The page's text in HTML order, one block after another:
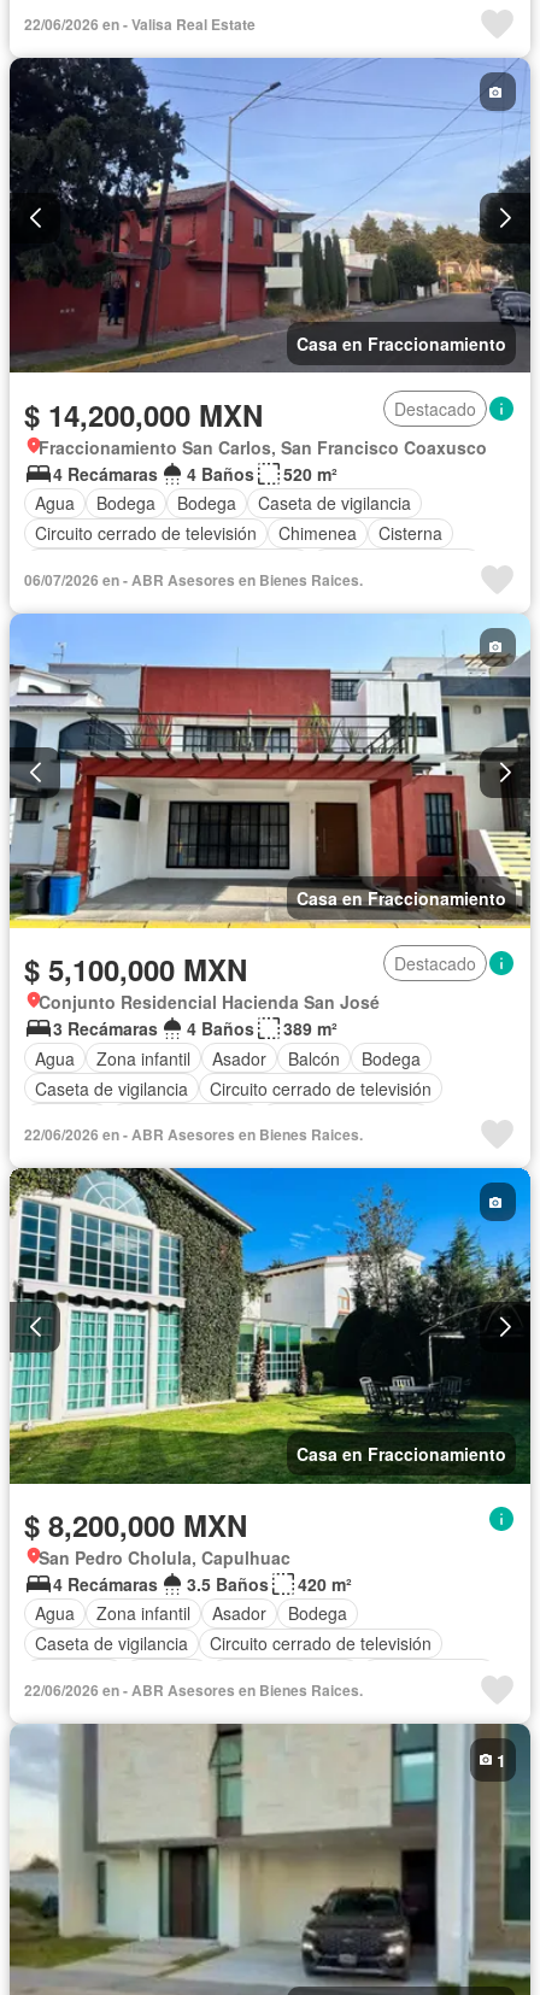
Cocina equipada
Cocina integral
Cuarto de servicio
Estacionamiento
Gas natural
Gimnasio Internet Jardín
Recámara con closet
Azotea
Seguridad
Televisión por cable
Wifi
Zonas verdes
Sin amueblar
22/06/2026 en - Valisa Real Estate
Casa en Fraccionamiento
$ 14,200,000 MXN
Destacado
Fraccionamiento San Carlos, San Francisco Coaxusco
4 Recámaras
4 Baños
520 m²
Agua
Bodega Bodega
Caseta de vigilancia
Circuito cerrado de televisión
Chimenea
Cisterna
Cuarto de servicio
Electricidad
Estacionamiento
Sala polivalente
Seguridad
Televisión por cable
Terraza
Wifi Zonas verdes Sin amueblar
06/07/2026 en - ABR Asesores en Bienes Raices.
Casa en Fraccionamiento
$ 5,100,000 MXN
Destacado
Conjunto Residencial Hacienda San José
3 Recámaras
4 Baños
389 m²
Agua
Zona infantil Asador Balcón
Bodega
Caseta de vigilancia
Circuito cerrado de televisión
Cuarto de servicio
Electricidad
Estacionamiento
Internet
Recámara con closet
Seguridad
Televisión por cable
Terraza
Zonas verdes
Sin amueblar
22/06/2026 en - ABR Asesores en Bienes Raices.
Casa en Fraccionamiento
$ 8,200,000 MXN
San Pedro Cholula, Capulhuac
4 Recámaras
3.5 Baños
420 m²
Agua
Zona infantil Asador
Bodega
Caseta de vigilancia
Circuito cerrado de televisión
Cocina integral
Conserje
Cuarto de Limpieza
Electricidad
Estacionamiento
Internet
Despacho
Recámara con closet
Sala polivalente
Seguridad
Televisión por cable
Zonas verdes
22/06/2026 en - ABR Asesores en Bienes Raices.
1